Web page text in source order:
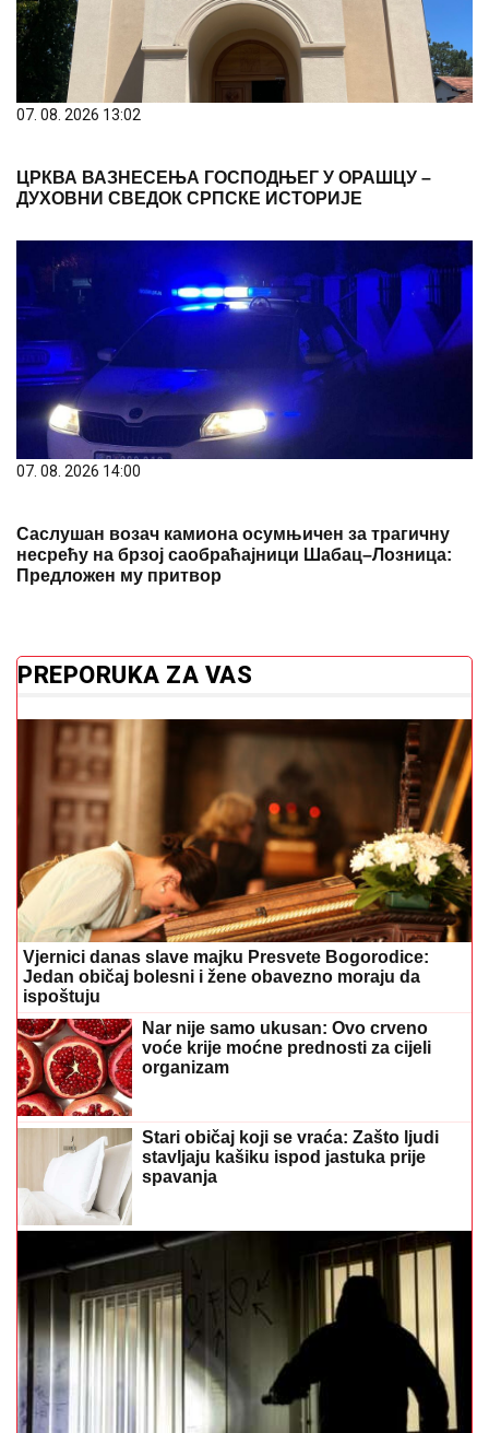
07. 08. 2026 13:02
ЦРКВА ВАЗНЕСЕЊА ГОСПОДЊЕГ У ОРАШЦУ –
ДУХОВНИ СВЕДОК СРПСКЕ ИСТОРИЈЕ
07. 08. 2026 14:00
Саслушан возач камиона осумњичен за трагичну
несрећу на брзој саобраћајници Шабац–Лозница:
Предложен му притвор
PREPORUKA ZA VAS
Vjernici danas slave majku Presvete Bogorodice:
Jedan običaj bolesni i žene obavezno moraju da
ispoštuju
Nar nije samo ukusan: Ovo crveno
voće krije moćne prednosti za cijeli
organizam
Stari običaj koji se vraća: Zašto ljudi
stavljaju kašiku ispod jastuka prije
spavanja